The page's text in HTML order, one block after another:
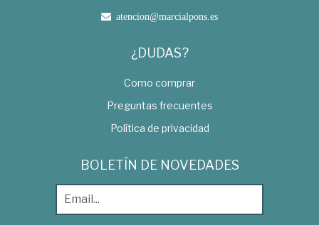
atencion@marcialpons.es
¿DUDAS?
Como comprar
Preguntas frecuentes
Política de privacidad
BOLETÍN DE NOVEDADES